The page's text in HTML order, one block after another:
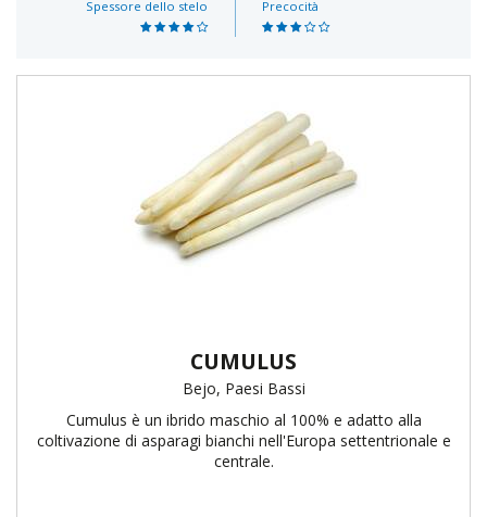
Spessore dello stelo Precocità
CUMULUS
Bejo, Paesi Bassi
Cumulus è un ibrido maschio al 100% e adatto alla
coltivazione di asparagi bianchi nell'Europa settentrionale e
centrale.